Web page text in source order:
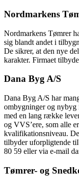
Nordmarkens
Nordmarkens Tømrer
sig blandt andet i
De sikrer, at den nye
karakter. Firmaet
Dana Byg A/S
Dana Byg A/S har
ombygninger og nybyg
med en lang række
og VVS’ere, som alle
kvalifikationsniveau.
tilbyder uforpligtende
80 59 eller via e-mail
Tømrer- og